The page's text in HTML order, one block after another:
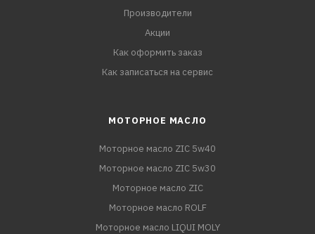
Производители
Акции
Как оформить заказ
Как записаться на сервис
МОТОРНОЕ МАСЛО
Моторное масло ZIC 5w40
Моторное масло ZIC 5w30
Моторное масло ZIC
Моторное масло ROLF
Моторное масло LIQUI MOLY